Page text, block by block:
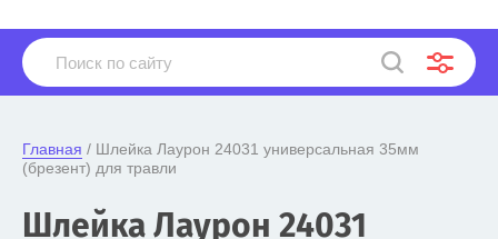
Главная / Шлейка Лаурон 24031 универсальная 35мм
(брезент) для травли
Шлейка Лаурон 24031